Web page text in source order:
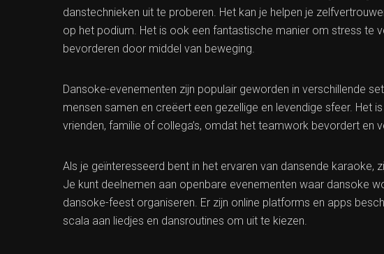
danstechnieken uit te proberen. Het kan je helpen je
op het podium. Het is ook een fantastische manier om stress te
bevorderen door middel van beweging.
Dansoke-evenementen zijn populair geworden in verschillende
mensen samen en creëert een gezellige en levendige sfeer. Het
vrienden, familie of collega’s, omdat het teamwork bevordert en
Als je geïnteresseerd bent in het ervaren van dansende karaoke,
Je kunt deelnemen aan openbare evenementen waar dansoke
dansoke-feest organiseren. Er zijn online platforms en apps
scala aan liedjes en dansroutines om uit te kiezen.